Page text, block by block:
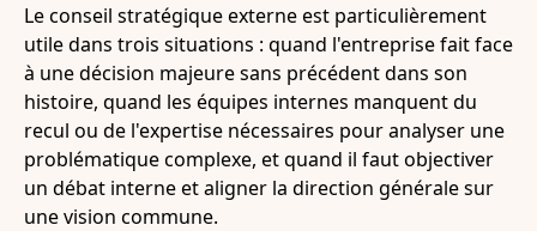
Le conseil stratégique externe est particulièrement
utile dans trois situations : quand l'entreprise fait face
à une décision majeure sans précédent dans son
histoire, quand les équipes internes manquent du
recul ou de l'expertise nécessaires pour analyser une
problématique complexe, et quand il faut objectiver
un débat interne et aligner la direction générale sur
une vision commune.